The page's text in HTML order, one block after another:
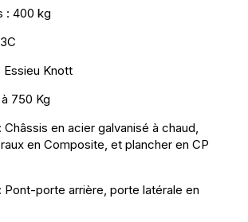
: 400 kg
Essieu Knott
750 Kg
en acier galvanisé à chaud,
en Composite, et plancher en CP
Pont-porte arrière, porte latérale en